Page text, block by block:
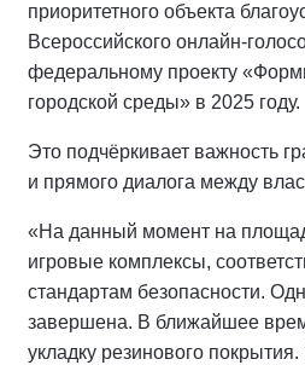
приоритетного объекта
Всероссийского онлайн-
федеральному проекту
городской среды» в 2025 году.
Это подчёркивает важность
и прямого диалога между
«На данный момент на
игровые комплексы,
стандартам безопасности.
завершена. В ближайшее
укладку резинового